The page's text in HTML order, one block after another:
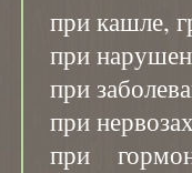
при кашле,
при
при
при
при